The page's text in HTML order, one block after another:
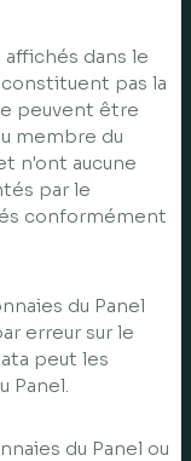
affichés dans le
pas la
peuvent être
membre du
n'ont aucune
par le
conformément
du Panel
erreur sur le
peut les
Panel.
du Panel ou